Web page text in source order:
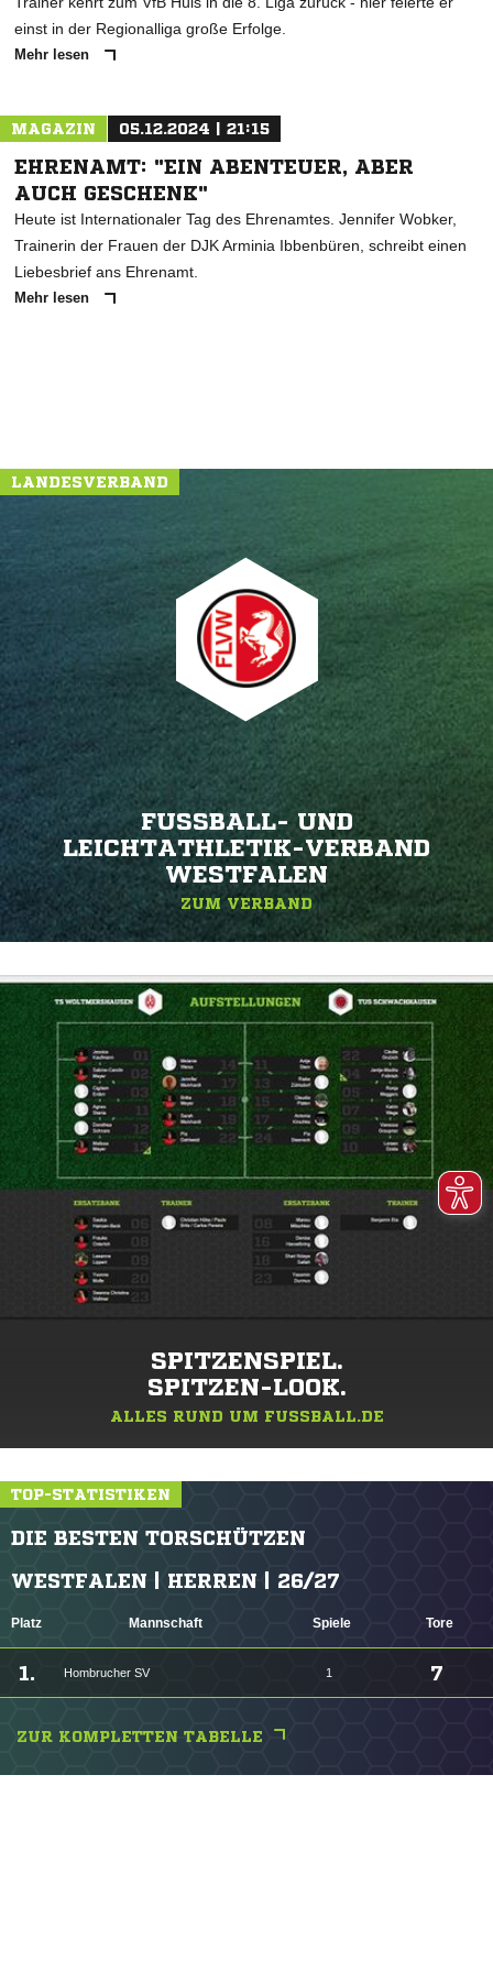
einst in der Regionalliga große Erfolge.
Mehr lesen
MAGAZIN 05.12.2024 | 21:15
EHRENAMT: "EIN ABENTEUER, ABER
AUCH GESCHENK"
Heute ist Internationaler Tag des Ehrenamtes. Jennifer Wobker,
Trainerin der Frauen der DJK Arminia Ibbenbüren, schreibt einen
Liebesbrief ans Ehrenamt.
Mehr lesen
LANDESVERBAND
FUSSBALL- UND L
EICHTATHLETIK-VERBAND W
ESTFALEN
ZUM VERBAND
SPITZENSPIEL.
SPITZEN-LOOK.
ALLES RUND UM FUSSBALL.DE
TOP-STATISTIKEN
DIE BESTEN TORSCHÜTZEN
WESTFALEN | HERREN | 26/27
Platz Mannschaft Spiele Tore
1. Hombrucher SV 1 7
ZUR KOMPLETTEN TABELLE